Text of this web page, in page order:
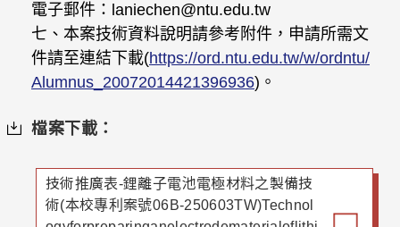
電子郵件：laniechen@ntu.edu.tw
七、本案技術資料說明請參考附件，申請所需文
件請至連結下載(https://ord.ntu.edu.tw/w/ordntu/
Alumnus_20072014421396936) 。
檔案下載：
技術推廣表-鋰離子電池電極材料之製備技
術(本校專利案號06B-250603TW)Technol